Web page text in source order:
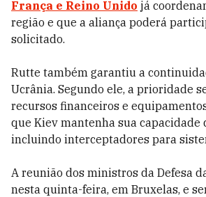
França e Reino Unido já
região e que a aliança poderá
solicitado.
Rutte também garantiu a
Ucrânia. Segundo ele, a prioridade
recursos financeiros e
que Kiev mantenha sua capacidade
incluindo interceptadores para
A reunião dos ministros da Defesa
nesta quinta-feira, em Bruxelas, e